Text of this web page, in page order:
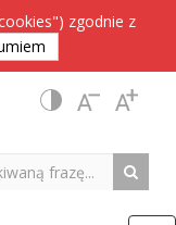
zgodnie z